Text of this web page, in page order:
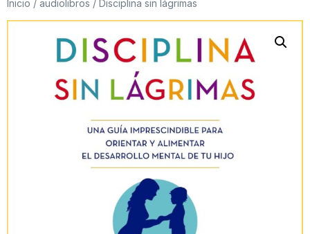
Inicio / audiolibros / Disciplina sin lágrimas